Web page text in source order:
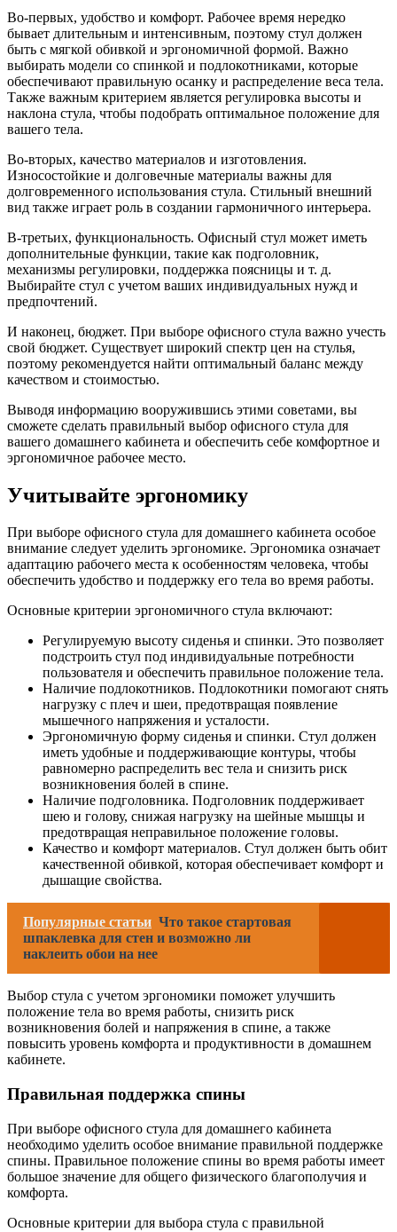
Во-первых, удобство и комфорт. Рабочее время нередко
бывает длительным и интенсивным, поэтому стул должен
быть с мягкой обивкой и эргономичной формой. Важно
выбирать модели со спинкой и подлокотниками, которые
обеспечивают правильную осанку и распределение веса тела.
Также важным критерием является регулировка высоты и
наклона стула, чтобы подобрать оптимальное положение для
вашего тела.
Во-вторых, качество материалов и изготовления.
Износостойкие и долговечные материалы важны для
долговременного использования стула. Стильный внешний
вид также играет роль в создании гармоничного интерьера.
В-третьих, функциональность. Офисный стул может иметь
дополнительные функции, такие как подголовник,
механизмы регулировки, поддержка поясницы и т. д.
Выбирайте стул с учетом ваших индивидуальных нужд и
предпочтений.
И наконец, бюджет. При выборе офисного стула важно учесть
свой бюджет. Существует широкий спектр цен на стулья,
поэтому рекомендуется найти оптимальный баланс между
качеством и стоимостью.
Выводя информацию вооружившись этими советами, вы
сможете сделать правильный выбор офисного стула для
вашего домашнего кабинета и обеспечить себе комфортное и
эргономичное рабочее место.
Учитывайте эргономику
При выборе офисного стула для домашнего кабинета особое
внимание следует уделить эргономике. Эргономика означает
адаптацию рабочего места к особенностям человека, чтобы
обеспечить удобство и поддержку его тела во время работы.
Основные критерии эргономичного стула включают:
Регулируемую высоту сиденья и спинки. Это позволяет
подстроить стул под индивидуальные потребности
пользователя и обеспечить правильное положение тела.
Наличие подлокотников. Подлокотники помогают снять
нагрузку с плеч и шеи, предотвращая появление
мышечного напряжения и усталости.
Эргономичную форму сиденья и спинки. Стул должен
иметь удобные и поддерживающие контуры, чтобы
равномерно распределить вес тела и снизить риск
возникновения болей в спине.
Наличие подголовника. Подголовник поддерживает
шею и голову, снижая нагрузку на шейные мышцы и
предотвращая неправильное положение головы.
Качество и комфорт материалов. Стул должен быть обит
качественной обивкой, которая обеспечивает комфорт и
дышащие свойства.
Популярные статьи Что такое стартовая
шпаклевка для стен и возможно ли
наклеить обои на нее
Выбор стула с учетом эргономики поможет улучшить
положение тела во время работы, снизить риск
возникновения болей и напряжения в спине, а также
повысить уровень комфорта и продуктивности в домашнем
кабинете.
Правильная поддержка спины
При выборе офисного стула для домашнего кабинета
необходимо уделить особое внимание правильной поддержке
спины. Правильное положение спины во время работы имеет
большое значение для общего физического благополучия и
комфорта.
Основные критерии для выбора стула с правильной